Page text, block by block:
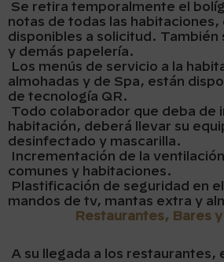
Se retira temporalmente el
notas de todas las habitaciones,
disponibles a solicitud. También
y demás papelería.
Los menús de servicio a la
almohadas y de Spa, están
de tecnología QR.
Todo colaborador que deba de
habitación, deberá llevar su
desinfectado y mascarilla.
Incrementación de la
comunes y habitaciones.
Plastificación de seguridad en
mandos de tv, mantas extra y
Restaurantes, Bares
A su llegada a los restaurantes,